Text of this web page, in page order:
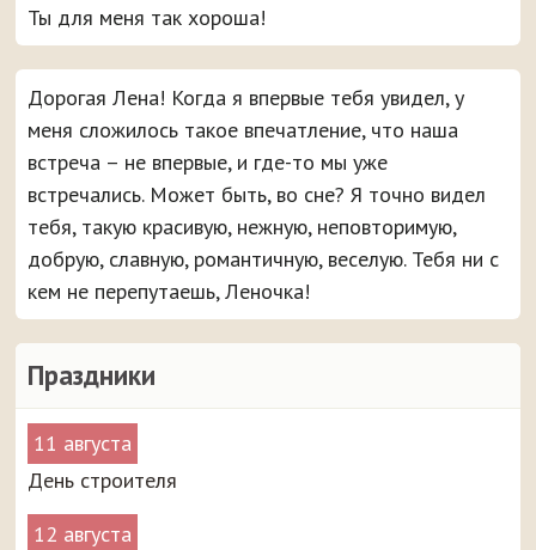
Праздники
11 августа
День строителя
12 августа
Ты для меня так хороша!
Дорогая Лена! Когда я впервые тебя увидел, у
меня сложилось такое впечатление, что наша
встреча – не впервые, и где-то мы уже
встречались. Может быть, во сне? Я точно видел
тебя, такую красивую, нежную, неповторимую,
добрую, славную, романтичную, веселую. Тебя ни с
кем не перепутаешь, Леночка!